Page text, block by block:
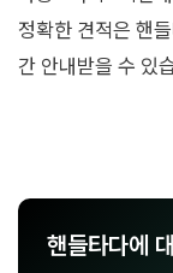
정확한 견적은 핸
간 안내받을 수 있
핸들타다에